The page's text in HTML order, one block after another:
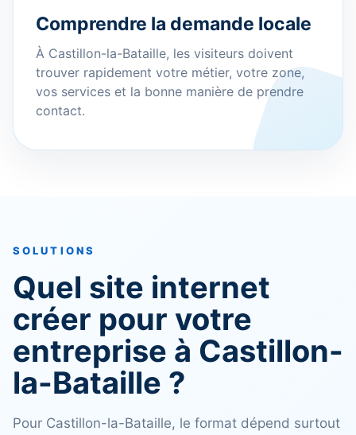
Comprendre la demande locale
À Castillon-la-Bataille, les visiteurs doivent
trouver rapidement votre métier, votre zone,
vos services et la bonne manière de prendre
contact.
SOLUTIONS
Quel site internet
créer pour votre
entreprise à Castillon-
la-Bataille ?
Pour Castillon-la-Bataille, le format dépend surtout